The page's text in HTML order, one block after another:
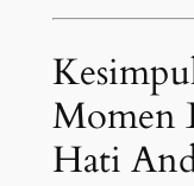
Momen
Hati